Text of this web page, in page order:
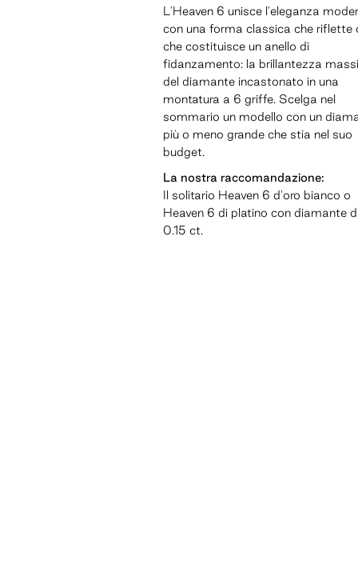
L'Heaven 6 unisce l'eleganza
con una forma classica che riflette
che costituisce un anello di
fidanzamento: la brillantezza
del diamante incastonato in una
montatura a 6 griffe. Scelga nel
sommario un modello con un
più o meno grande che stia nel suo
budget.
La nostra raccomandazione:
Il solitario Heaven 6 d'oro bianco o
Heaven 6 di platino con diamante
0.15 ct.